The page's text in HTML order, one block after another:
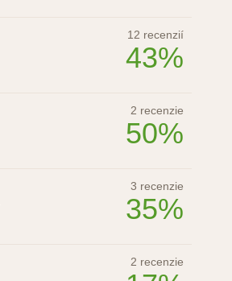
12 recenzií
43%
2 recenzie
50%
3 recenzie
35%
2 recenzie